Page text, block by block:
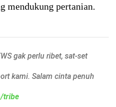
mendukung pertanian.
gak perlu ribet, sat-set
kami. Salam cinta penuh
tribe